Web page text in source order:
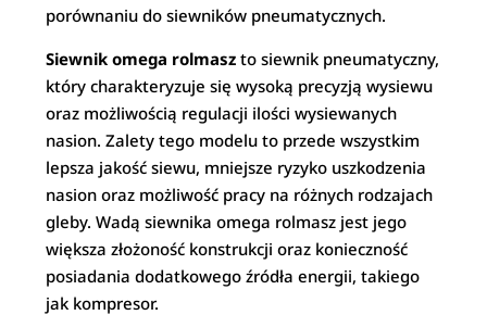
porównaniu do siewników pneumatycznych.
Siewnik omega rolmasz to siewnik pneumatyczny,
który charakteryzuje się wysoką precyzją wysiewu
oraz możliwością regulacji ilości wysiewanych
nasion. Zalety tego modelu to przede wszystkim
lepsza jakość siewu, mniejsze ryzyko uszkodzenia
nasion oraz możliwość pracy na różnych rodzajach
gleby. Wadą siewnika omega rolmasz jest jego
większa złożoność konstrukcji oraz konieczność
posiadania dodatkowego źródła energii, takiego
jak kompresor.